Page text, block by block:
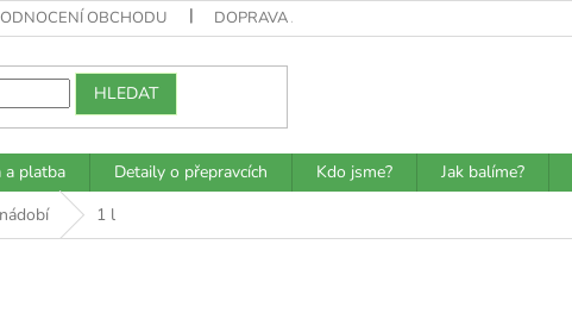
OBCHODU DOPRAVA A PLATBA
HLEDAT
a platba Detaily o přepravcích Kdo jsme? Jak balíme?
1 l